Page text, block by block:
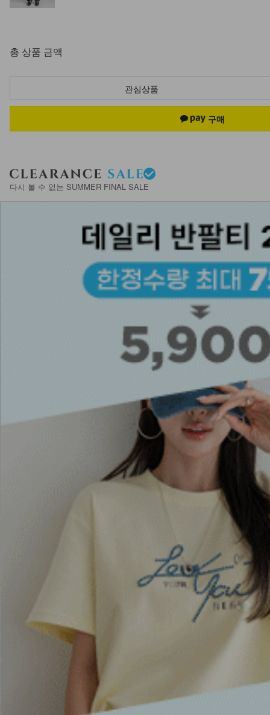
총 상품 금액
관심상품
다시 볼 수 없는 SUMMER FINAL SALE